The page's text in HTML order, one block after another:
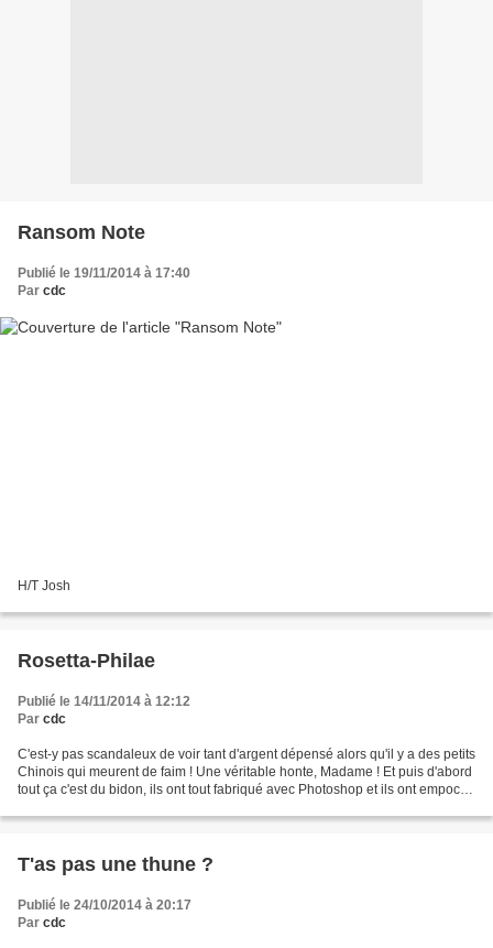
Ransom Note
Publié le 19/11/2014 à 17:40
Par cdc
H/T Josh
Rosetta-Philae
Publié le 14/11/2014 à 12:12
Par cdc
C'est-y pas scandaleux de voir tant d'argent dépensé alors qu'il y a des petits
Chinois qui meurent de faim ! Une véritable honte, Madame ! Et puis d'abord
tout ça c'est du bidon, ils ont tout fabriqué avec Photoshop et ils ont empoché
T'as pas une thune ?
Publié le 24/10/2014 à 20:17
Par cdc